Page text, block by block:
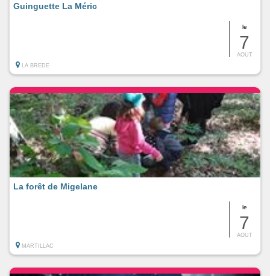
le
7
AOUT
Guinguette La Méric
LA BREDE
le
7
AOUT
La forêt de Migelane
MARTILLAC